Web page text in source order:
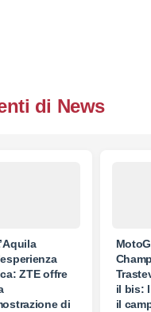
di News
ZTE offre
di
il bis:
il